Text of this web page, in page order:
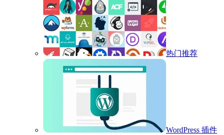
热门推荐
WordPress 插件